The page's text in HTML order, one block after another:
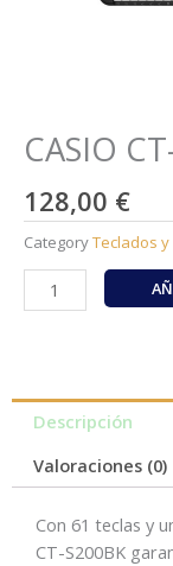
CASIO
128,00 €
CategoryTeclados
CASIO
CT-
Descripción
Valoraciones (0)
Con 61 teclas y
CT-S200BK